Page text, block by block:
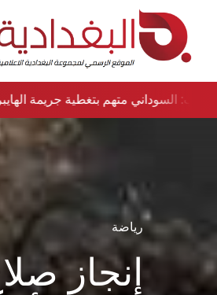
نواب: السوداني متهم بتغطية جريمة
رياضة
إنجاز